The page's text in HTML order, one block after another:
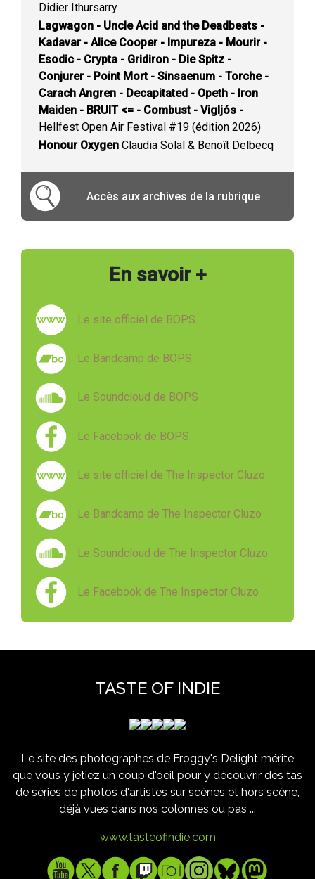
Didier Ithursarry
Lagwagon - Uncle Acid and the Deadbeats -
Kadavar - Alice Cooper - Impureza - Mourir -
Esodic - Crypta - Gridiron - Die Spitz -
Conjurer - Point Mort - Sinsaenum - Torche -
Carach Angren - Decapitated - Opeth - Iron
Maiden - BRUIT <= - Combust - Vigljós -
Hellfest Open Air Festival #19 (édition 2026)
Honour Oxygen Claudia Solal & Benoît Delbecq
Accès aux archives de la rubrique
En savoir +
Le site officiel de BOPS
Le Bandcamp de BOPS
Le Soundcloud de BOPS
Le Facebook de BOPS
Le site officiel de The Inspector Cluzo
Le Bandcamp de The Inspector Cluzo
Le Soundcloud de The Inspector Cluzo
Le Facebook de The Inspector Cluzo
TASTE OF INDIE
Le site des photographes de Froggy's Delight mérite
que vous y jetiez un coup d'oeil pour y découvrir des tas
de séries de photos d'artistes sur scènes et hors scène,
déjà vues dans nos colonnes ou pas ...
www.tasteofindie.com